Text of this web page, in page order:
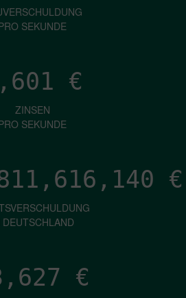
SEKUNDE
€
ZINSEN
SEKUNDE
€
DEUTSCHLAND
€